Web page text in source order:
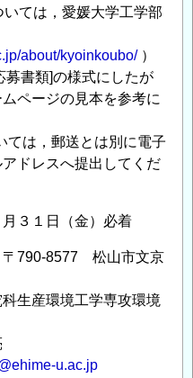
いては，愛媛大学工学部
about/kyoinkoubo/）
募書類]の様式にしたが
ページの見本を参考に
は，郵送とは別に電子
ドレスへ提出してくだ
月３１日（金）必着
〒790-8577 松山市文京
生産環境工学専攻環境
u.ac.jp